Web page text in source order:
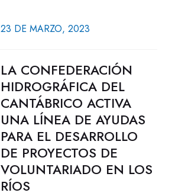
23 DE MARZO, 2023
LA CONFEDERACIÓN
HIDROGRÁFICA DEL
CANTÁBRICO ACTIVA
UNA LÍNEA DE AYUDAS
PARA EL DESARROLLO
DE PROYECTOS DE
VOLUNTARIADO EN LOS
RÍOS